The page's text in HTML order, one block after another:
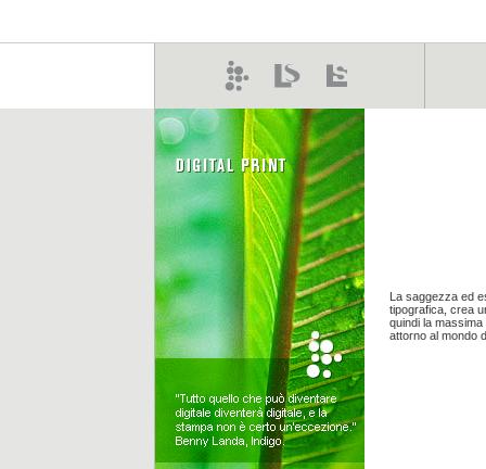
La saggezza ed
tipografica, crea
quindi la
attorno al mondo